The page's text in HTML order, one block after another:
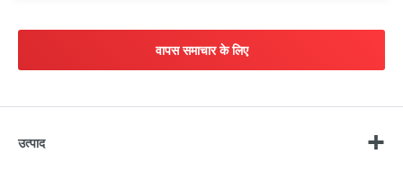
वापस समाचार के लिए
उत्पाद